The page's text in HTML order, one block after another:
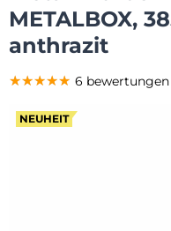
METALBOX,
anthrazit
NEUHEIT
★★★★★
★★★★★
★★★★★ 6 bewertungen